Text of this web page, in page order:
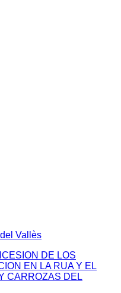
Vallès
DE LOS
EN LA RUA Y EL
CARROZAS DEL